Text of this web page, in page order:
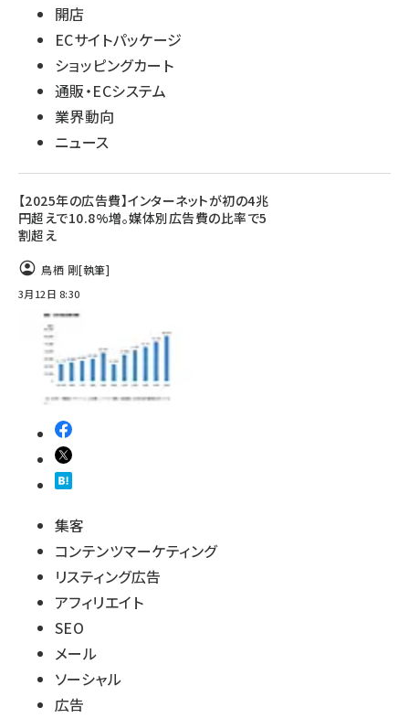
開店
ECサイトパッケージ
ショッピングカート
通販・ECシステム
業界動向
ニュース
【2025年の広告費】インターネットが初の4兆
円超えで10.8%増。媒体別広告費の比率で5
割超え
鳥栖 剛[執筆]
3月12日 8:30
集客
コンテンツマーケティング
リスティング広告
アフィリエイト
SEO
メール
ソーシャル
広告